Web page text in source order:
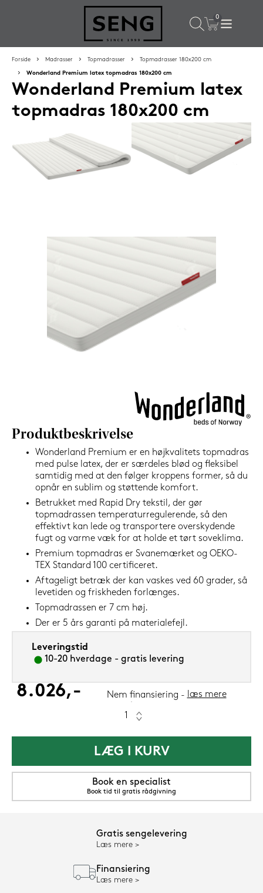
Populære valg til dig
16%
Forside Madrasser Topmadrasser Topmadrasser 180x200 cm
Wonderland Premium latex topmadras 180x200 cm
Wonderland Premium latex
topmadras 180x200 cm
Produktbeskrivelse
Wonderland Premium er en højkvalitets topmadras
med pulse latex, der er særdeles blød og fleksibel
samtidig med at den følger kroppens former, så du
opnår en sublim og støttende komfort.
Betrukket med Rapid Dry tekstil, der gør
topmadrassen temperaturregulerende, så den
effektivt kan lede og transportere overskydende
fugt og varme væk for at holde et tørt soveklima.
Premium topmadras er Svanemærket og OEKO-
TEX Standard 100 certificeret.
Aftageligt betræk der kan vaskes ved 60 grader, så
levetiden og friskheden forlænges.
Topmadrassen er 7 cm høj.
Der er 5 års garanti på materialefejl.
Leveringstid
10-20 hverdage - gratis levering
8.026,- Nem finansiering læs mere
LÆG I KURV
Book en specialist
Book tid til gratis rådgivning
Gratis sengelevering
Læs mere
Finansiering
Læs mere